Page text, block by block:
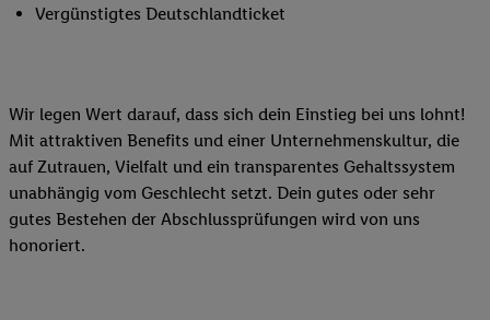
Vergünstigtes Deutschlandticket
Wir legen Wert darauf, dass sich dein Einstieg bei uns lohnt!
Mit attraktiven Benefits und einer Unternehmenskultur, die
auf Zutrauen, Vielfalt und ein transparentes Gehaltssystem
unabhängig vom Geschlecht setzt. Dein gutes oder sehr
gutes Bestehen der Abschlussprüfungen wird von uns
honoriert.